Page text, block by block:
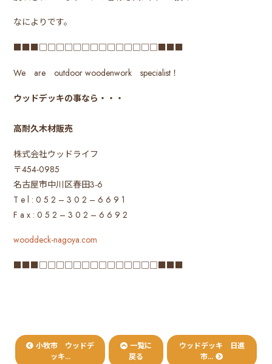
なによりです。
■■■□□□□□□□□□□□□□□■■■
We are outdoor woodenwork specialist！
ウッドデッキの事なら・・・
高耐久木材販売
株式会社ウッドライフ
〒454-0985
名古屋市中川区春田3-6
T e l : 0 5 2 – 3 0 2 – 6 6 9 1
F a x : 0 5 2 – 3 0 2 – 6 6 9 2
wooddeck-nagoya.com
■■■□□□□□□□□□□□□□□■■■
小牧市 ウッドデ
ッキ...
一覧に
戻る
ウッドデッキ 日進
市...